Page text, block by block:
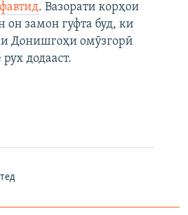
. Вазорати корҳои
он замон гуфта буд, ки
Донишгоҳи омӯзгорӣ
додааст.